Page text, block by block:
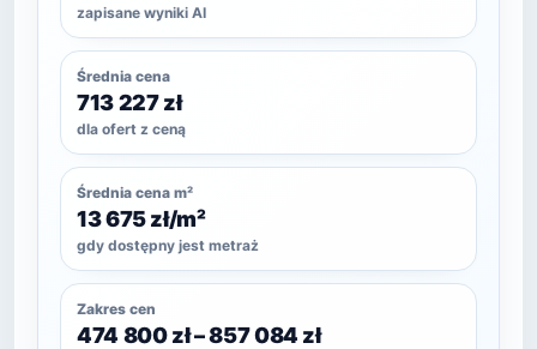
zapisane wyniki AI
Średnia cena
713 227 zł
dla ofert z ceną
Średnia cena m²
13 675 zł/m²
gdy dostępny jest metraż
Zakres cen
474 800 zł – 857 084 zł